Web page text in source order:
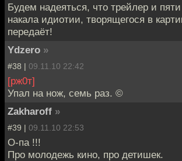
Будем надеяться, что трейлер и
накала идиотии, творящегося в
передаёт!
Ydzero »
#38 | 09.11.10 22:42
[рж0т]
Упал на нож, семь раз. ©
Zakharoff »
#39 | 09.11.10 22:53
О-па !!!
Про молодежь кино, про детишек.